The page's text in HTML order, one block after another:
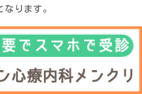
ります。
思考パターンや感情に焦点
適応的なものに変えてい